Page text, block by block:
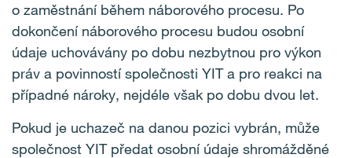
o zaměstnání během náborového procesu. Po
dokončení náborového procesu budou osobní
údaje uchovávány po dobu nezbytnou pro výkon
práv a povinností společnosti YIT a pro reakci na
případné nároky, nejdéle však po dobu dvou let.
Pokud je uchazeč na danou pozici vybrán, může
společnost YIT předat osobní údaje shromážděné